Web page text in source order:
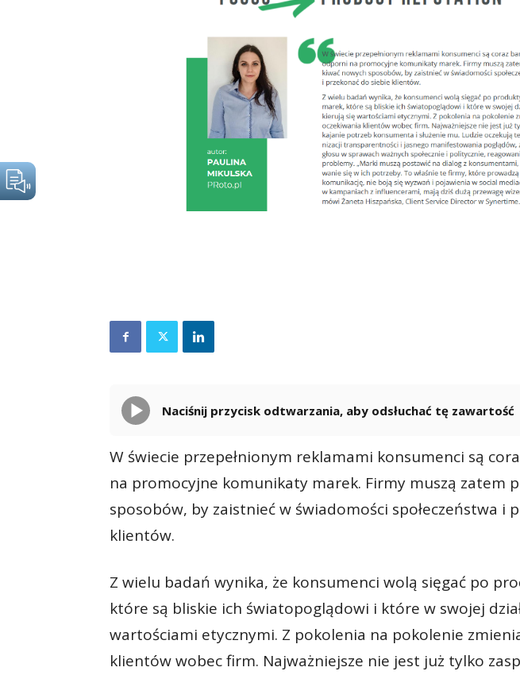
Naciśnij przycisk odtwarzania, aby odsłuchać tę zawartość
W świecie przepełnionym reklamami konsumenci są
na promocyjne komunikaty marek. Firmy muszą zatem
sposobów, by zaistnieć w świadomości społeczeństwa i
klientów.
Z wielu badań wynika, że konsumenci wolą sięgać po
które są bliskie ich światopoglądowi i które w swojej
wartościami etycznymi. Z pokolenia na pokolenie
klientów wobec firm. Najważniejsze nie jest już tylko